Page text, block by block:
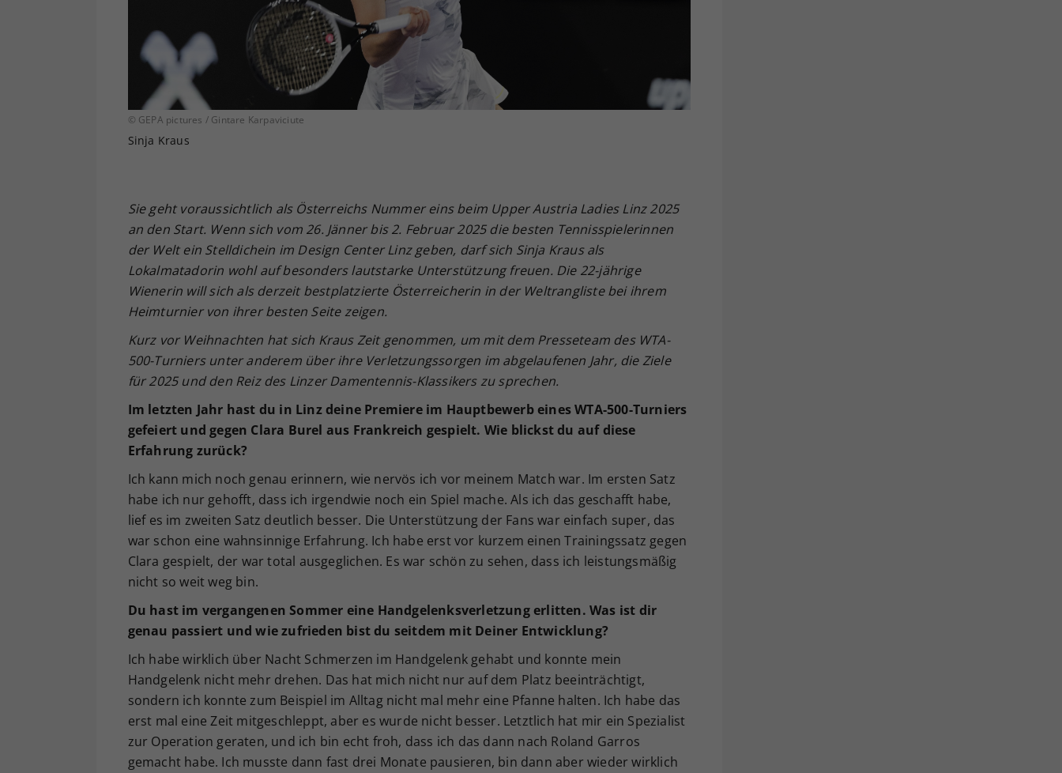
© GEPA pictures / Gintare Karpaviciute
Sinja Kraus
Sie geht voraussichtlich als Österreichs Nummer eins beim Upper Austria Ladies Linz 2025
an den Start. Wenn sich vom 26. Jänner bis 2. Februar 2025 die besten Tennisspielerinnen
der Welt ein Stelldichein im Design Center Linz geben, darf sich Sinja Kraus als
Lokalmatadorin wohl auf besonders lautstarke Unterstützung freuen. Die 22-jährige
Wienerin will sich als derzeit bestplatzierte Österreicherin in der Weltrangliste bei ihrem
Heimturnier von ihrer besten Seite zeigen.
Kurz vor Weihnachten hat sich Kraus Zeit genommen, um mit dem Presseteam des WTA-
500-Turniers unter anderem über ihre Verletzungssorgen im abgelaufenen Jahr, die Ziele
für 2025 und den Reiz des Linzer Damentennis-Klassikers zu sprechen.
Im letzten Jahr hast du in Linz deine Premiere im Hauptbewerb eines WTA-500-Turniers
gefeiert und gegen Clara Burel aus Frankreich gespielt. Wie blickst du auf diese
Erfahrung zurück?
Ich kann mich noch genau erinnern, wie nervös ich vor meinem Match war. Im ersten Satz
habe ich nur gehofft, dass ich irgendwie noch ein Spiel mache. Als ich das geschafft habe,
lief es im zweiten Satz deutlich besser. Die Unterstützung der Fans war einfach super, das
war schon eine wahnsinnige Erfahrung. Ich habe erst vor kurzem einen Trainingssatz gegen
Clara gespielt, der war total ausgeglichen. Es war schön zu sehen, dass ich leistungsmäßig
nicht so weit weg bin.
Du hast im vergangenen Sommer eine Handgelenksverletzung erlitten. Was ist dir
genau passiert und wie zufrieden bist du seitdem mit Deiner Entwicklung?
Ich habe wirklich über Nacht Schmerzen im Handgelenk gehabt und konnte mein
Handgelenk nicht mehr drehen. Das hat mich nicht nur auf dem Platz beeinträchtigt,
sondern ich konnte zum Beispiel im Alltag nicht mal mehr eine Pfanne halten. Ich habe das
erst mal eine Zeit mitgeschleppt, aber es wurde nicht besser. Letztlich hat mir ein Spezialist
zur Operation geraten, und ich bin echt froh, dass ich das dann nach Roland Garros
gemacht habe. Ich musste dann fast drei Monate pausieren, bin dann aber wieder wirklich
Ihrer vorgenommen Einstellungen, falls der
Webseiten-Betreiber dies eingestellt hat.